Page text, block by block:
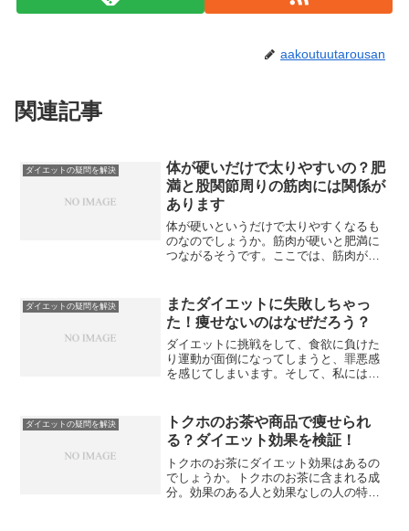
aakoutuutarousan
関連記事
ダイエットの疑問を解決
体が硬いだけで太りやすいの？肥
満と股関節周りの筋肉には関係が
あります
体が硬いというだけで太りやすくなるも
のなのでしょうか。筋肉が硬いと肥満に
つながるそうです。ここでは、筋肉が硬
ダイエットの疑問を解決
またダイエットに失敗しちゃっ
た！痩せないのはなぜだろう？
ダイエットに挑戦をして、食欲に負けた
り運動が面倒になってしまうと、罪悪感
を感じてしまいます。そして、私にはダ
人がそうなのですから、あきらめないで
もう1回頑張る方法を探してみましょう。
ダイエットの疑問を解決
トクホのお茶や商品で痩せられ
る？ダイエット効果を検証！
トクホのお茶にダイエット効果はあるの
でしょうか。トクホのお茶に含まれる成
分。効果のある人と効果なしの人の特